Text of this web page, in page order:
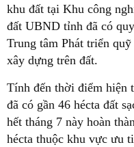
khu đất tại Khu công
đất UBND tỉnh đã có
Trung tâm Phát triển
xây dựng trên đất.
Tính đến thời điểm hiện
đã có gần 46 hécta đất
hết tháng 7 này hoàn
hécta thuộc khu vực ưu